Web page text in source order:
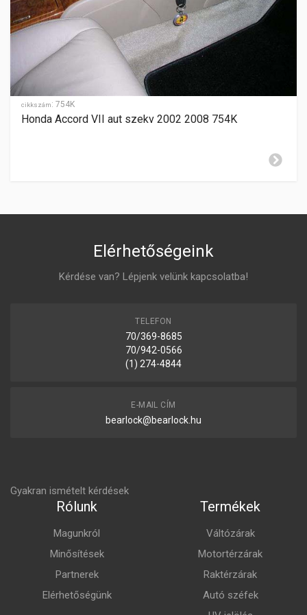
automata geartronic
SEBESSÉGFOKOZATOK
HÁTRAMENET
hátul
GYÁRTÁSI ÉV
2011-2016
cikkszám: 754K
Honda Accord VII aut szekv 2002 2008 754K
Elérhetőségeink
Kérdése van? Lépjenk velünk kapcsolatba!
TELEFON
70/369-8685
70/942-0566
(1) 274-4844
E-MAIL CÍM
bearlock@bearlock.hu
Gyakran ismételt kérdések
Rólunk
Magunkról
Minősítések
Partnerek
Elérhetőségünk
Termékek
Váltózárak
Motortérzárak
Raktérzárak
Autó széfek